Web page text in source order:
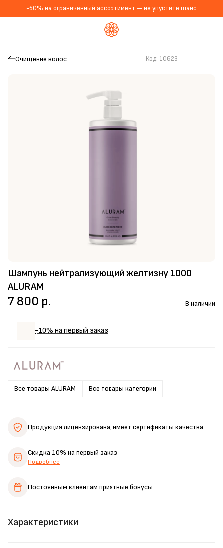
-50% на ограниченный ассортимент — не упустите шанс
Очищение волос
Шампунь нейтрализующий желтизну 1000
ALURAM
Код: 10623
Все товары ALURAM Все товары категории
7 800 р. В наличии
-10% на первый заказ
Характеристики
Продукция лицензирована,имеет сертификаты качества
Скидка 10% на первый заказ
Подробнее
Постоянным клиентам приятные бонусы